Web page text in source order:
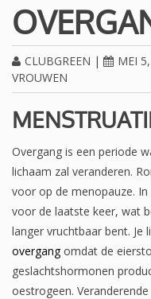
CLUBGREEN | MEI
VROUWEN
Overgang is een periode
lichaam zal veranderen.
voor op de menopauze.
voor de laatste keer, wat
langer vruchtbaar bent. Je
overgangomdat de
geslachtshormonen
oestrogeen.